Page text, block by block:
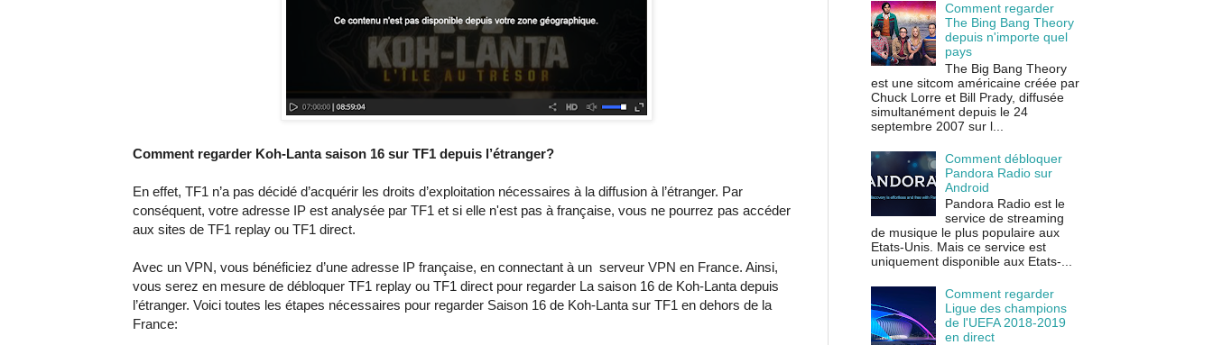
Comment regarder Koh-Lanta saison 16 sur TF1 depuis l’étranger?
En effet, TF1 n’a pas décidé d’acquérir les droits d’exploitation nécessaires à la diffusion à l’étranger. Par
conséquent, votre adresse IP est analysée par TF1 et si elle n'est pas à française, vous ne pourrez pas accéder
aux sites de TF1 replay ou TF1 direct.
Avec un VPN, vous bénéficiez d’une adresse IP française, en connectant à un serveur VPN en France. Ainsi,
vous serez en mesure de débloquer TF1 replay ou TF1 direct pour regarder La saison 16 de Koh-Lanta depuis
l’étranger. Voici toutes les étapes nécessaires pour regarder Saison 16 de Koh-Lanta sur TF1 en dehors de la
France:
Comment regarder
The Bing Bang Theory
depuis n'importe quel
pays
The Big Bang Theory
est une sitcom américaine créée par
Chuck Lorre et Bill Prady, diffusée
simultanément depuis le 24
septembre 2007 sur l...
Comment débloquer
Pandora Radio sur
Android
Pandora Radio est le
service de streaming
de musique le plus populaire aux
Etats-Unis. Mais ce service est
uniquement disponible aux Etats-...
Comment regarder
Ligue des champions
de l'UEFA 2018-2019
en direct